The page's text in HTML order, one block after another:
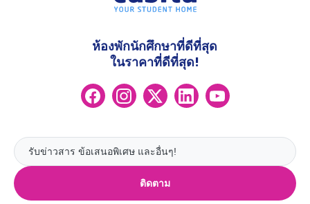
ติดตาม
ห้องพักนักศึกษาที่ดีที่สุด
ในราคาที่ดีที่สุด!